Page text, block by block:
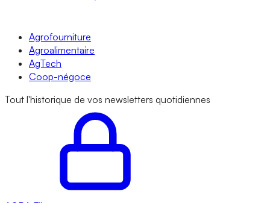
Agrofourniture
Agroalimentaire
AgTech
Coop-négoce
Tout l'historique de vos newsletters quotidiennes